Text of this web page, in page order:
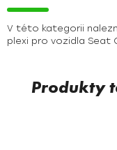
V této kategorii
plexi pro vozidla Seat
Produkty